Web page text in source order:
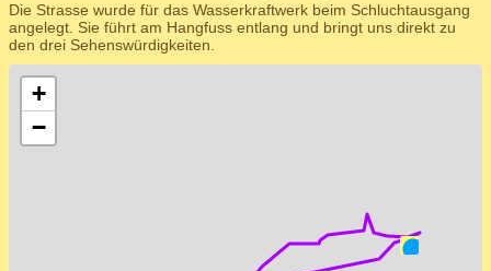
Die Strasse wurde für das Wasserkraftwerk beim Schluchtausgang
angelegt. Sie führt am Hangfuss entlang und bringt uns direkt zu
den drei Sehenswürdigkeiten.
+
−